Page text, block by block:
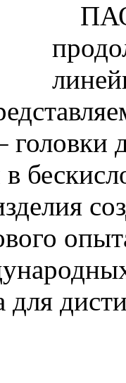
ПАО
головки
в
для